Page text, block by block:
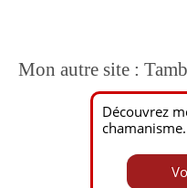
Mon autre site :
Découvrez
chamanisme.